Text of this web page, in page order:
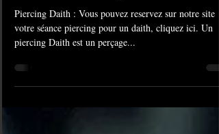
#1347 Piercing Daith |
American Body Art
Piercing Daith : Vous pouvez reservez sur notre site
piercing Daith est un perçage...